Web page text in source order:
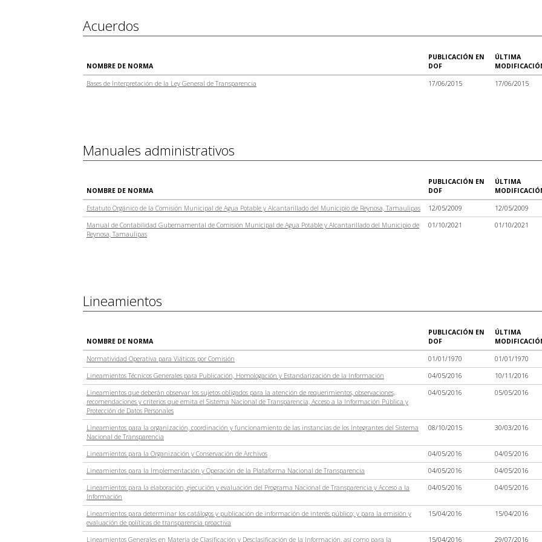
Acuerdos
NOMBRE DE NORMA
PUBLICACIÓN EN
DOF
ÚLTIMA
Bases de Interpretación de la Ley General de Transparencia 17/06/2015 17/06/2015
Manuales administrativos
NOMBRE DE NORMA
PUBLICACIÓN EN
DOF
ÚLTIMA
Estatuto Orgánico de la Comisión Municipal de Agua Potable y Alcantarillado del Municipio de Reynosa, Tamaulipas 12/05/2009
12/05/2009
Manual de Contabilidad Gubernamental de Comisión Municipal de Agua Potable y Alcantarillado del Municipio de
Reynosa, Tamaulipas
01/10/2021 01/10/2021
Lineamientos
NOMBRE DE NORMA
PUBLICACIÓN EN
DOF
ÚLTIMA
Normatividad Operativa para Viáticos por Comisión 01/01/1970
01/01/1970
Lineamientos Técnicos Generales para Publicación, Homologación y Estandarización de la Información
04/05/2016
10/11/2016
Lineamientos que deberán observar los sujetos obligados para la atención de requerimientos, observaciones,
recomendaciones y criterios que emita el Sistema Nacional de Transparencia, Acceso a la Información Pública y
Protección de Datos Personales
04/05/2016 05/05/2016
Lineamientos para la organización, coordinación y funcionamiento de las instancias de los Integrantes del Sistema
Nacional de Transparencia
08/10/2015 30/03/2016
Lineamientos para la Organización y Conservación de Archivos 04/05/2016
04/05/2016
Lineamientos para la Implementación y Operación de la Plataforma Nacional de Transparencia
04/05/2016
04/05/2016
Lineamientos para la elaboración, ejecución y evaluación del Programa Nacional de Transparencia y Acceso a la
Información
04/05/2016 04/05/2016
Lineamientos para determinar los catálogos y publicación de información de interés público; y para la emisión y
evaluación de políticas de transparencia proactiva
15/04/2016 15/04/2016
Lineamientos Generales en Materia de Clasificación y Desclasificación de la Información, así como para la 15/04/2016 29/07/2016